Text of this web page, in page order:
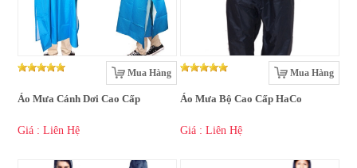
Mua Hàng
Áo Mưa Cánh Dơi Cao Cấp
Giá : Liên Hệ
Mua Hàng
Áo Mưa Bộ Cao Cấp HaCo
Giá : Liên Hệ